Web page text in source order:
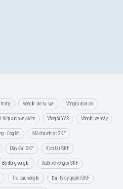
trống Vòng bi đỡ tự lựa Vòng bi đũa đỡ
tiếp xúc bốn điểm Vòng bi YAR Vòng bi xe máy
- Ống lót Mỡ chịu nhiệt SKF
Dây đai SKF Xích tải SKF
Bộ đóng vòng bi Xuất xứ vòng bi SKF
Tra cứu vòng bi Đại lý ủy quyền SKF